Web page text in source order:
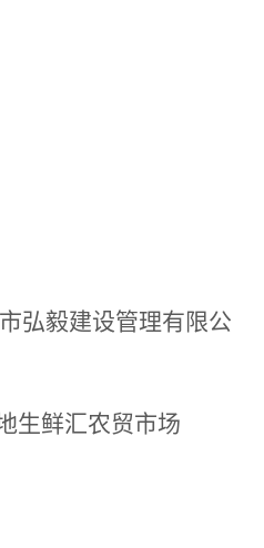
弘毅建设管理有限公
鲜汇农贸市场